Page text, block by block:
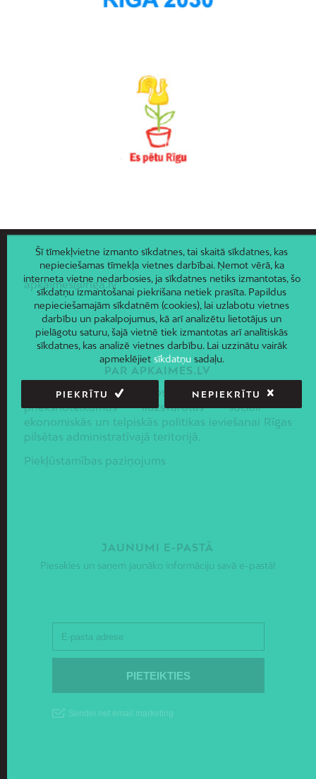
apkaimes@riga.lv
PAR APKAIMES.LV
Projekta mērķis ir nosakot apkaimes, radīt
priekšnoteikumus līdzsvarotas sociāli –
ekonomiskās un telpiskās politikas ieviešanai Rīgas
pilsētas administratīvajā teritorijā.
Piekļūstamības paziņojums
JAUNUMI E-PASTĀ
Piesakies un saņem jaunāko informāciju savā e-pastā!
Šī tīmekļvietne izmanto sīkdatnes, tai skaitā sīkdatnes, kas
nepieciešamas tīmekļa vietnes darbībai. Ņemot vērā, ka
interneta vietne nedarbosies, ja sīkdatnes netiks izmantotas, šo
sīkdatņu izmantošanai piekrišana netiek prasīta. Papildus
nepieciešamajām sīkdatnēm (cookies), lai uzlabotu vietnes
darbību un pakalpojumus, kā arī analizētu lietotājus un
pielāgotu saturu, šajā vietnē tiek izmantotas arī analītiskās
sīkdatnes, kas analizē vietnes darbību. Lai uzzinātu vairāk
apmeklējiet sīkdatņusadaļu.
PIEKRĪTU NEPIEKRĪTU